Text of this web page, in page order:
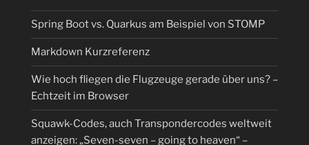
Spring Boot vs. Quarkus am Beispiel von STOMP
Markdown Kurzreferenz
Wie hoch fliegen die Flugzeuge gerade über uns? –
Echtzeit im Browser
Squawk-Codes, auch Transpondercodes weltweit
anzeigen: „Seven-seven – going to heaven“ –